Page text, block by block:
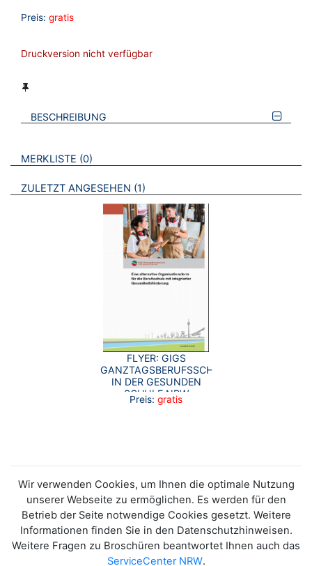
Preis: gratis
Druckversion nicht verfügbar
BESCHREIBUNG
VERWEISE AUF VERMERKTE- ODER ZULETZT ANGESEHENE
MERKLISTE 0 BROSCHÜREN
ZULETZT ANGESEHEN 1 BROSCHÜREN
FLYER: GIGS
GANZTAGSBERUFSSCHULE
IN DER GESUNDEN
SCHULE NRW
Preis: gratis
Wir verwenden Cookies, um Ihnen die optimale Nutzung
unserer Webseite zu ermöglichen. Es werden für den
Betrieb der Seite notwendige Cookies gesetzt. Weitere
Informationen finden Sie in den Datenschutzhinweisen.
Weitere Fragen zu Broschüren beantwortet Ihnen auch das
ServiceCenter NRW.